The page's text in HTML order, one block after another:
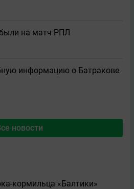
на матч РПЛ
информацию о Батракове
новости
кормильца «Балтики»